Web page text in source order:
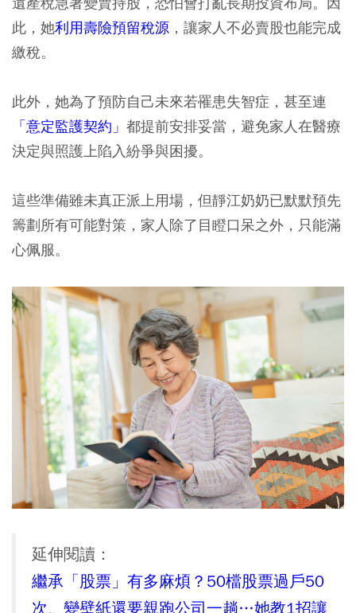
此，她利用壽險預留稅源 ，讓家人不必賣股也能完成
繳稅。
此外，她為了預防自己未來若罹患失智症，甚至連
「意定監護契約」 都提前安排妥當，避免家人在醫療
決定與照護上陷入紛爭與困擾。
這些準備雖未真正派上用場，但靜江奶奶已默默預先
籌劃所有可能對策，家人除了目瞪口呆之外，只能滿
心佩服。
延伸閱讀：
繼承「股票」有多麻煩？50檔股票過戶50
次、變壁紙還要親跑公司一趟…她教1招讓